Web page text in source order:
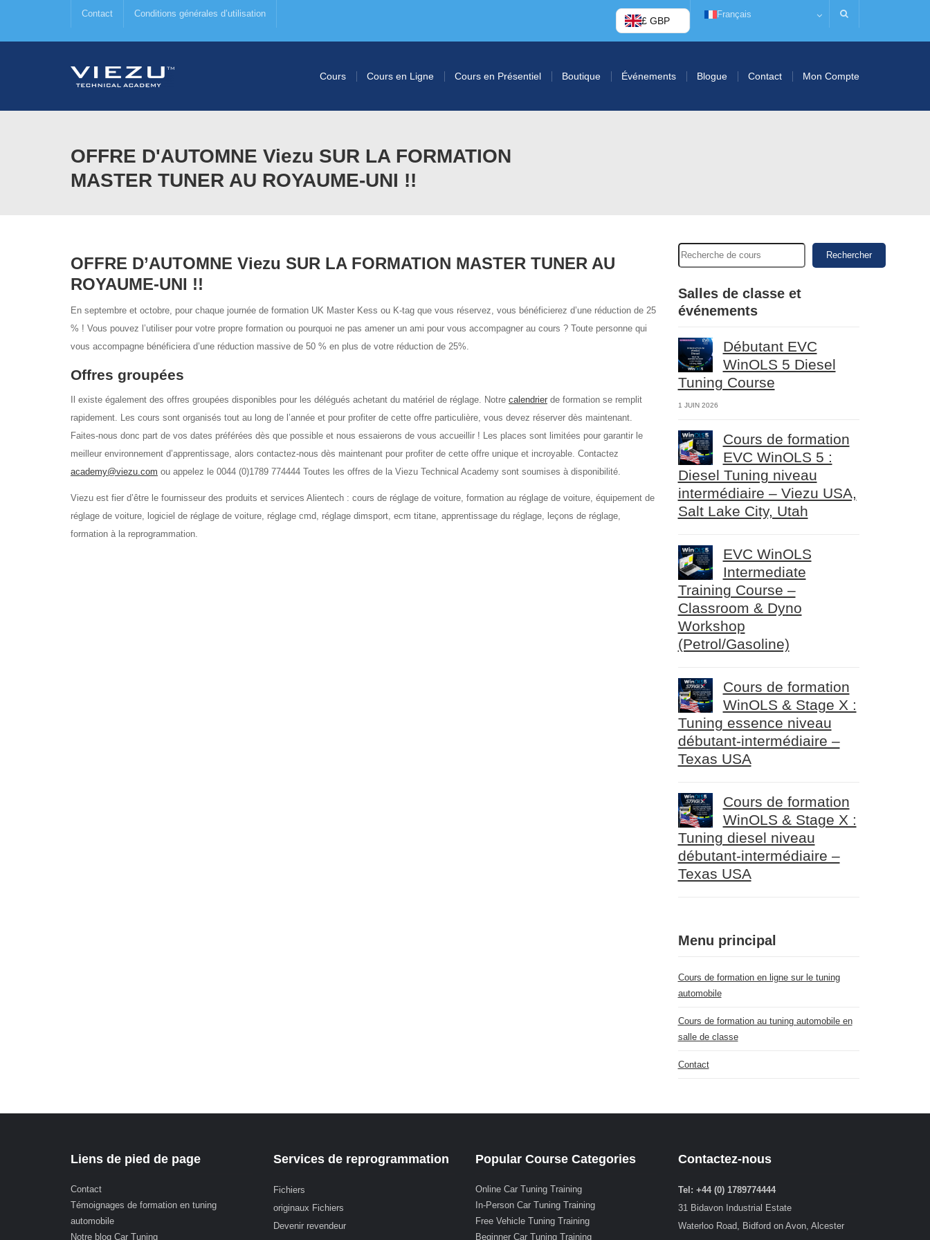
Contact Conditions générales d’utilisation
£ GBP
Français
Cours Cours en Ligne Cours en Présentiel Boutique Événements Blogue Contact Mon Compte
OFFRE D'AUTOMNE Viezu SUR LA FORMATION
MASTER TUNER AU ROYAUME-UNI !!
OFFRE D’AUTOMNE Viezu SUR LA FORMATION MASTER TUNER AU
ROYAUME-UNI !!
En septembre et octobre, pour chaque journée de formation UK Master Kess ou K-tag que vous réservez, vous bénéficierez d’une réduction de 25
% ! Vous pouvez l’utiliser pour votre propre formation ou pourquoi ne pas amener un ami pour vous accompagner au cours ? Toute personne qui
vous accompagne bénéficiera d’une réduction massive de 50 % en plus de votre réduction de 25%.
Offres groupées
Il existe également des offres groupées disponibles pour les délégués achetant du matériel de réglage. Notre calendrier de formation se remplit
rapidement. Les cours sont organisés tout au long de l’année et pour profiter de cette offre particulière, vous devez réserver dès maintenant.
Faites-nous donc part de vos dates préférées dès que possible et nous essaierons de vous accueillir ! Les places sont limitées pour garantir le
meilleur environnement d’apprentissage, alors contactez-nous dès maintenant pour profiter de cette offre unique et incroyable. Contactez
academy@viezu.com ou appelez le 0044 (0)1789 774444 Toutes les offres de la Viezu Technical Academy sont soumises à disponibilité.
Viezu est fier d’être le fournisseur des produits et services Alientech : cours de réglage de voiture, formation au réglage de voiture, équipement de
réglage de voiture, logiciel de réglage de voiture, réglage cmd, réglage dimsport, ecm titane, apprentissage du réglage, leçons de réglage,
formation à la reprogrammation.
Rechercher
Salles de classe et
événements
Débutant EVC
WinOLS 5 Diesel
Tuning Course
1 JUIN 2026
Cours de formation
EVC WinOLS 5 :
Diesel Tuning niveau
intermédiaire – Viezu USA,
Salt Lake City, Utah
EVC WinOLS
Intermediate
Training Course –
Classroom & Dyno
Workshop
(Petrol/Gasoline)
Cours de formation
WinOLS & Stage X :
Tuning essence niveau
débutant-intermédiaire –
Texas USA
Cours de formation
WinOLS & Stage X :
Tuning diesel niveau
débutant-intermédiaire –
Texas USA
Menu principal
Cours de formation en ligne sur le tuning
automobile
Cours de formation au tuning automobile en
salle de classe
Contact
Liens de pied de page
Contact
Témoignages de formation en tuning
automobile
Notre blog Car Tuning
Services de reprogrammation
Fichiers
originaux Fichiers
Devenir revendeur
Popular Course Categories
Online Car Tuning Training
In-Person Car Tuning Training
Free Vehicle Tuning Training
Beginner Car Tuning Training
Contactez-nous
Tel: +44 (0) 1789774444
31 Bidavon Industrial Estate
Waterloo Road, Bidford on Avon, Alcester